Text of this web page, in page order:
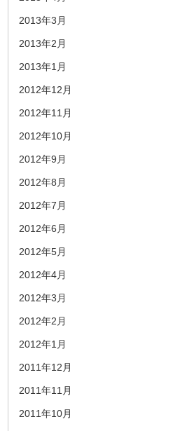
2013年3月
2013年2月
2013年1月
2012年12月
2012年11月
2012年10月
2012年9月
2012年8月
2012年7月
2012年6月
2012年5月
2012年4月
2012年3月
2012年2月
2012年1月
2011年12月
2011年11月
2011年10月